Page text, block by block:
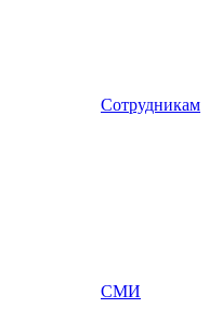
Сотрудникам
СМИ